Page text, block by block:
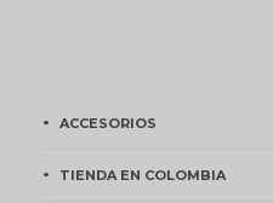
ACCESORIOS
TIENDA EN COLOMBIA